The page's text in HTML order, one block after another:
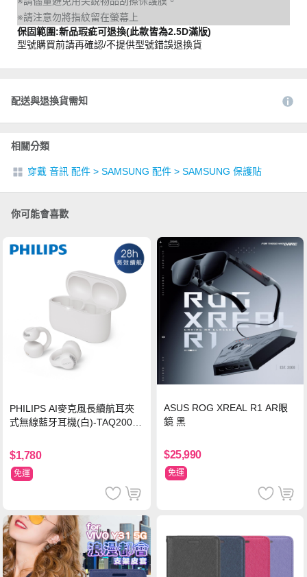
※請注意勿將指紋留在螢幕上
保固範圍:新品瑕疵可退換(此款皆為2.5D滿版)
型號購買前請再確認/不提供型號錯誤退換貨
配送與退換貨需知
相關分類
穿戴 音訊 配件 > SAMSUNG 配件 > SAMSUNG 保護貼
你可能會喜歡
PHILIPS AI麥克風長續航耳夾
式無線藍牙耳機(白)-TAQ2000
$1,780
免運
ASUS ROG XREAL R1 AR眼
鏡 黑
$25,990
免運